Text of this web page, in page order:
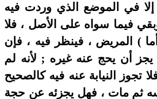
في الموضع الذي وردت فيه
فيما سواه على الأصل ، فلا
) المريض ، فينظر فيه ، فإن
أن يحج عنه غيره ; لأنه لم
تجوز النيابة عنه فيه كالصحيح
ثم مات ، فهل يجزئه عن حجة